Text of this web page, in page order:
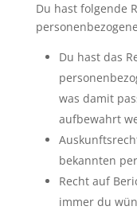
Du hast folgende
Du hast das
was damit
aufbewahrt
bekannten
Recht auf
immer du